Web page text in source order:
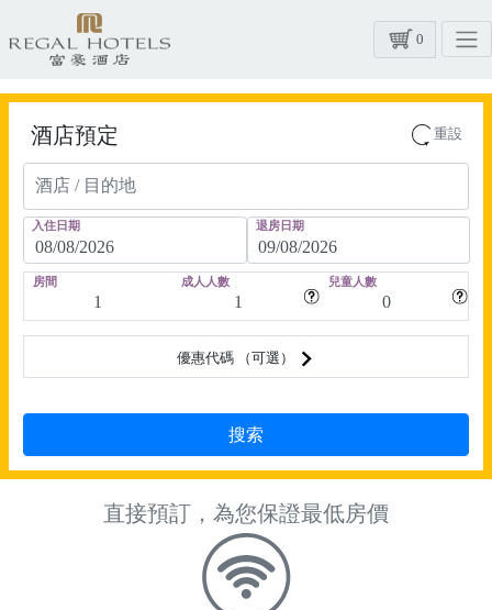
0
酒店預定 重設
入住日期 退房日期
房間 成人人數 兒童人數
優惠代碼 （可選）
直接預訂，為您保證最低房價